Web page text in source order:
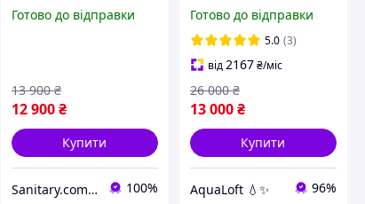
задніми стінками
Готово до відправки
12 900 ₴
13 900 ₴
Купити
Sanitary.com.ua 100%
тоноване скло
Готово до відправки
5.0 (3)
від2167₴/міс
13 000₴
26 000 ₴
Купити
AquaLoft 💧✨ 96%